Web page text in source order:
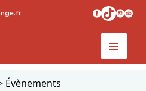
Évènements